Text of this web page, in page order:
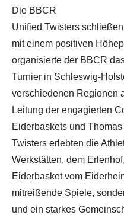
Die BBCR
Unified Twisters
mit einem positiven
organisierte der BBCR
Turnier in Schleswig-
verschiedenen Regionen
Leitung der engagierten
Eiderbaskets und
Twisters erlebten die
Werkstätten, dem
Eiderbasket vom
mitreißende Spiele,
und ein starkes